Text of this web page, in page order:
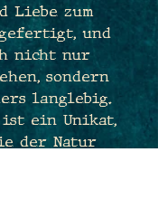
Liebe zum
und
nicht nur
sondern
langlebig.
ist ein Unikat,
der Natur